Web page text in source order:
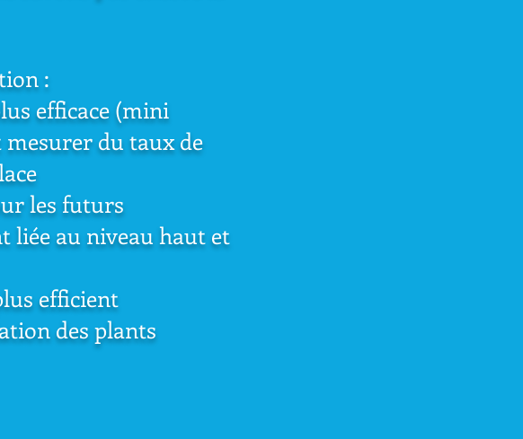
:
efficace (mini
du taux de
les futurs
liée au niveau haut et
efficient
des plants